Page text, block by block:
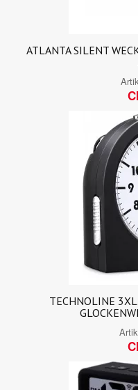
ATLANTA SILENT
TECHNOLINE